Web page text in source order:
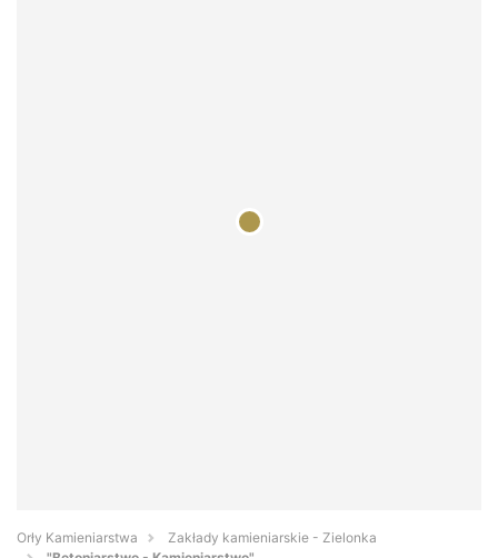
Orły Kamieniarstwa
Zakłady kamieniarskie - Zielonka